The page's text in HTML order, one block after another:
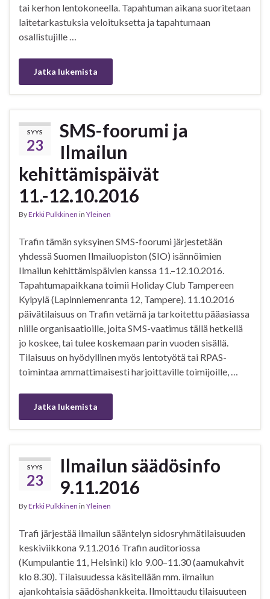
tai kerhon lentokoneella. Tapahtuman aikana suoritetaan
laitetarkastuksia veloituksetta ja tapahtumaan
osallistujille …
Jatka lukemista
SYYS
23
SMS-foorumi ja
Ilmailun
kehittämispäivät
11.-12.10.2016
ByErkki Pulkkinen in Yleinen
Trafin tämän syksyinen SMS-foorumi järjestetään
yhdessä Suomen Ilmailuopiston (SIO) isännöimien
Ilmailun kehittämispäivien kanssa 11.–12.10.2016.
Tapahtumapaikkana toimii Holiday Club Tampereen
Kylpylä (Lapinniemenranta 12, Tampere). 11.10.2016
päivätilaisuus on Trafin vetämä ja tarkoitettu pääasiassa
niille organisaatioille, joita SMS-vaatimus tällä hetkellä
jo koskee, tai tulee koskemaan parin vuoden sisällä.
Tilaisuus on hyödyllinen myös lentotyötä tai RPAS-
toimintaa ammattimaisesti harjoittaville toimijoille, …
Jatka lukemista
SYYS
23
Ilmailun säädösinfo
9.11.2016
ByErkki Pulkkinen in Yleinen
Trafi järjestää ilmailun sääntelyn sidosryhmätilaisuuden
keskiviikkona 9.11.2016 Trafin auditoriossa
(Kumpulantie 11, Helsinki) klo 9.00–11.30 (aamukahvit
klo 8.30). Tilaisuudessa käsitellään mm. ilmailun
ajankohtaisia säädöshankkeita. Ilmoittaudu tilaisuuteen